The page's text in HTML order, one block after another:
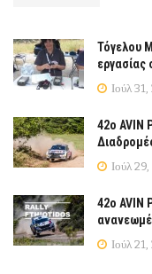
Τόγελου
Ιούλ
42ο AVIN
Ιούλ
42ο AVIN
Ιούλ